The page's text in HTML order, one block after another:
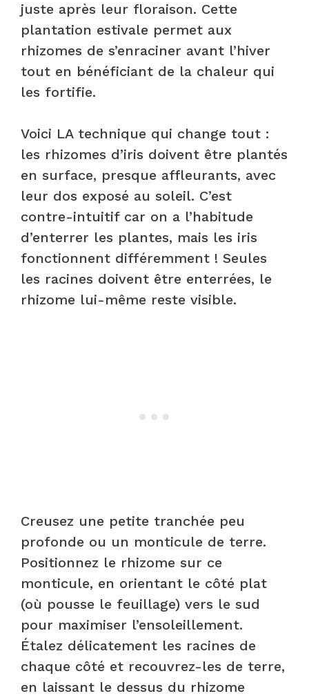
juste après leur floraison. Cette
plantation estivale permet aux
rhizomes de s’enraciner avant l’hiver
tout en bénéficiant de la chaleur qui
les fortifie.
Voici LA technique qui change tout :
les rhizomes d’iris doivent être plantés
en surface, presque affleurants, avec
leur dos exposé au soleil. C’est
contre-intuitif car on a l’habitude
d’enterrer les plantes, mais les iris
fonctionnent différemment ! Seules
les racines doivent être enterrées, le
rhizome lui-même reste visible.
Creusez une petite tranchée peu
profonde ou un monticule de terre.
Positionnez le rhizome sur ce
monticule, en orientant le côté plat
(où pousse le feuillage) vers le sud
pour maximiser l’ensoleillement.
Étalez délicatement les racines de
chaque côté et recouvrez-les de terre,
en laissant le dessus du rhizome